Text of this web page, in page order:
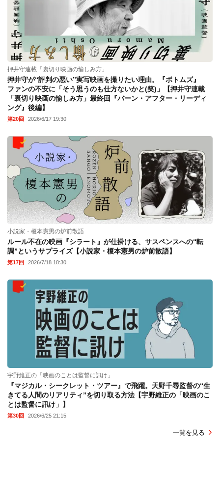
押井守連載「裏切り映画の愉しみ方」
押井守が“評判の悪い”実写映画を撮りたい理由。『ボトムズ』
ファンの不安に「そう思うのも仕方ないかと(笑)」【押井守連載
「裏切り映画の愉しみ方」最終回『バーン・アフター・リーディ
ング』後編】
第20回 2026/6/17 19:30
小説家・榎本憲男の炉前散語
ルール不在の映画『シラート』が仕掛ける、サスペンスへの“転
調”というサプライズ【小説家・榎本憲男の炉前散語】
第17回 2026/7/18 18:30
宇野維正の「映画のことは監督に訊け」
『マジカル・シークレット・ツアー』で飛躍。天野千尋監督の“生
きてる人間のリアリティ”を切り取る方法【宇野維正の「映画のこ
とは監督に訊け」】
第30回 2026/6/25 21:15
一覧を見る